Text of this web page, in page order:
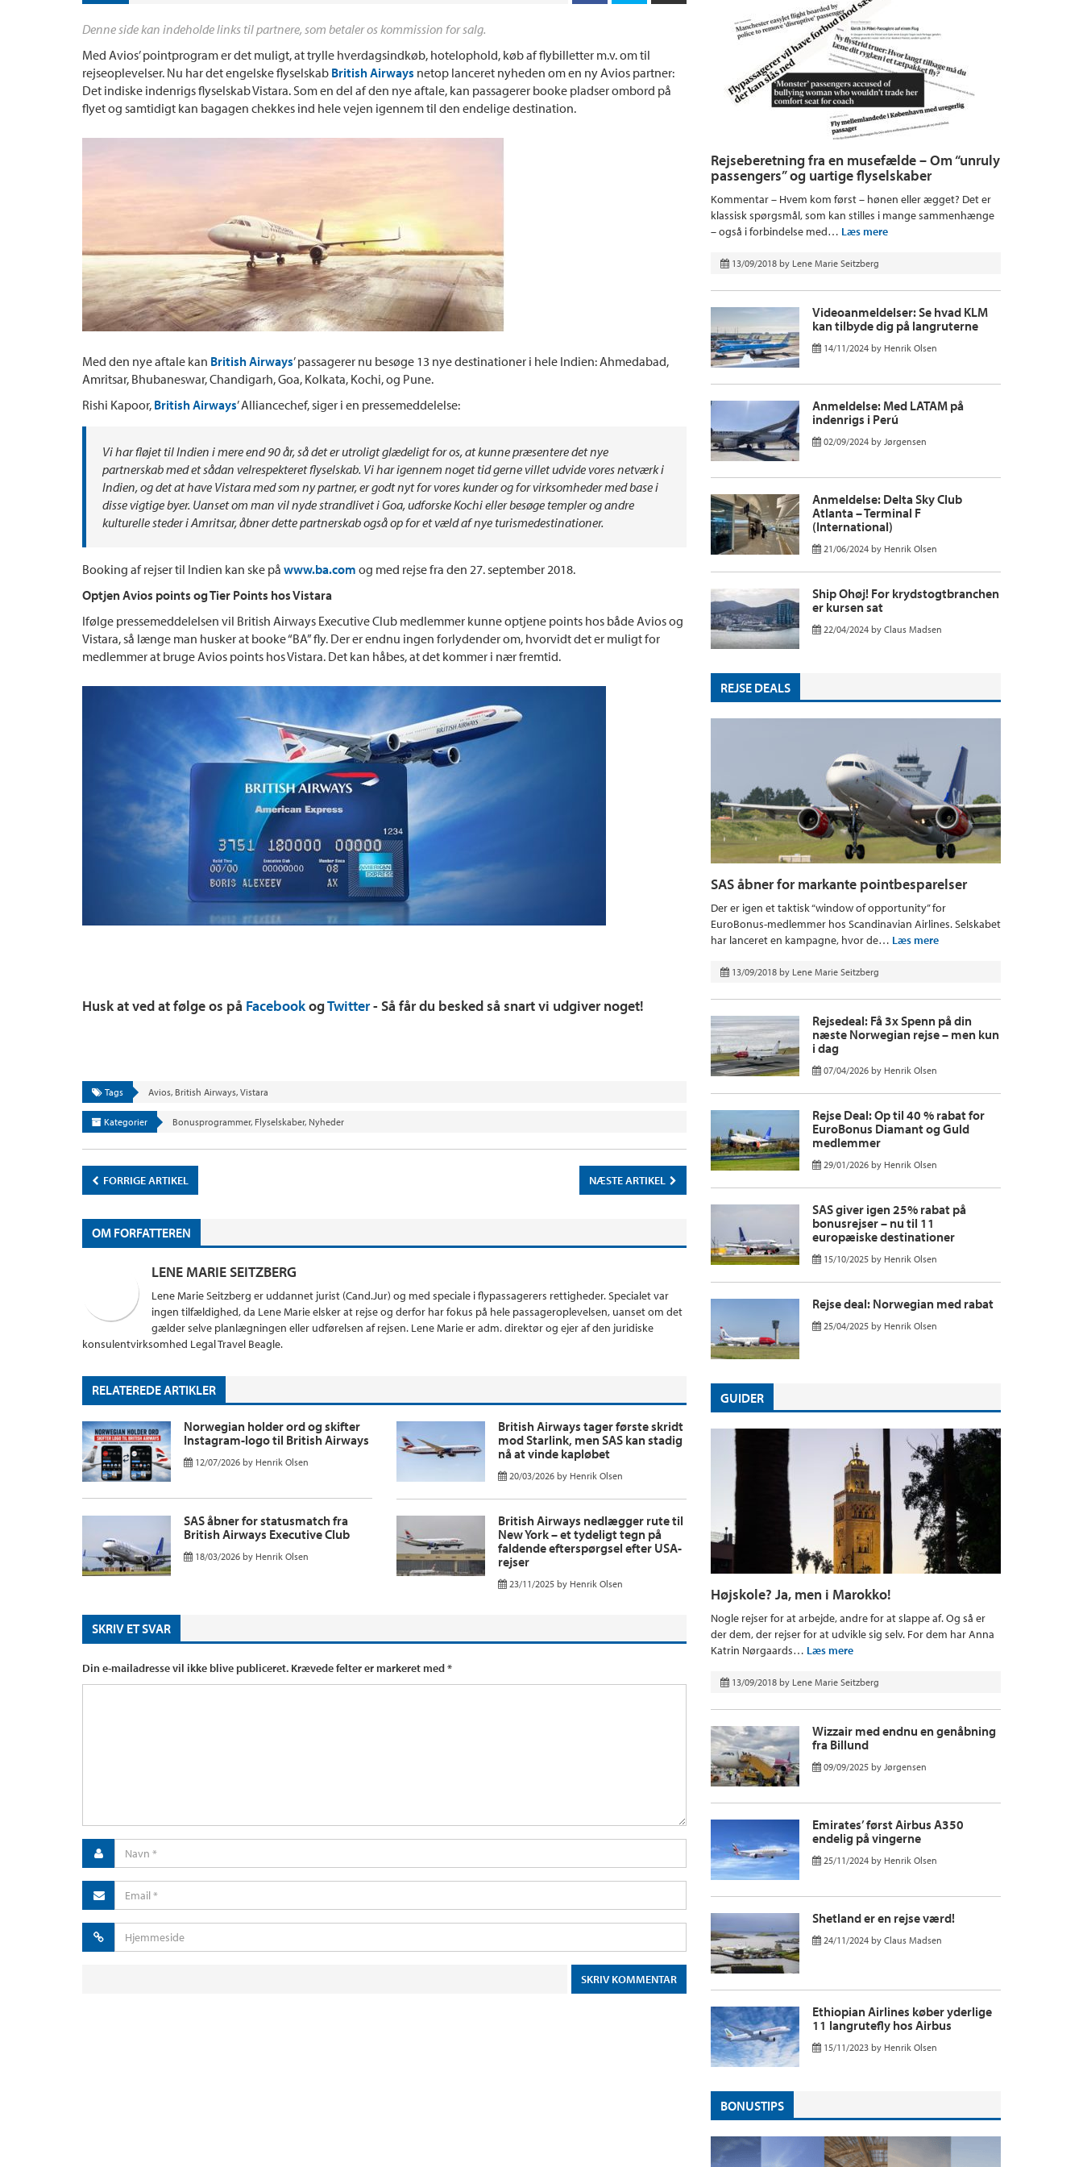
Denne side kan indeholde links til partnere, som betaler os kommission for salg.
Med Avios’ pointprogram er det muligt, at trylle hverdagsindkøb, hotelophold, køb af flybilletter m.v. om til
rejseoplevelser. Nu har det engelske flyselskab British Airways netop lanceret nyheden om en ny Avios partner:
Det indiske indenrigs flyselskab Vistara. Som en del af den nye aftale, kan passagerer booke pladser ombord på
flyet og samtidigt kan bagagen chekkes ind hele vejen igennem til den endelige destination.
Med den nye aftale kan British Airways’ passagerer nu besøge 13 nye destinationer i hele Indien: Ahmedabad,
Amritsar, Bhubaneswar, Chandigarh, Goa, Kolkata, Kochi, og Pune.
Rishi Kapoor, British Airways’ Alliancechef, siger i en pressemeddelelse:
Vi har fløjet til Indien i mere end 90 år, så det er utroligt glædeligt for os, at kunne præsentere det nye
partnerskab med et sådan velrespekteret flyselskab. Vi har igennem noget tid gerne villet udvide vores netværk i
Indien, og det at have Vistara med som ny partner, er godt nyt for vores kunder og for virksomheder med base i
disse vigtige byer. Uanset om man vil nyde strandlivet i Goa, udforske Kochi eller besøge templer og andre
kulturelle steder i Amritsar, åbner dette partnerskab også op for et væld af nye turismedestinationer.
Booking af rejser til Indien kan ske på www.ba.com og med rejse fra den 27. september 2018.
Optjen Avios points og Tier Points hos Vistara
Ifølge pressemeddelelsen vil British Airways Executive Club medlemmer kunne optjene points hos både Avios og
Vistara, så længe man husker at booke “BA” fly. Der er endnu ingen forlydender om, hvorvidt det er muligt for
medlemmer at bruge Avios points hos Vistara. Det kan håbes, at det kommer i nær fremtid.
Husk at ved at følge os på FacebookogTwitter- Så får du besked så snart vi udgiver noget!
Tags Avios, British Airways, Vistara
Kategorier Bonusprogrammer, Flyselskaber, Nyheder
FORRIGE ARTIKEL NÆSTE ARTIKEL
OM FORFATTEREN
LENE MARIE SEITZBERG
Lene Marie Seitzberg er uddannet jurist (Cand.Jur) og med speciale i flypassagerers rettigheder. Specialet var
ingen tilfældighed, da Lene Marie elsker at rejse og derfor har fokus på hele passageroplevelsen, uanset om det
gælder selve planlægningen eller udførelsen af rejsen. Lene Marie er adm. direktør og ejer af den juridiske
konsulentvirksomhed Legal Travel Beagle.
RELATEREDE ARTIKLER
Norwegian holder ord og skifter
Instagram-logo til British Airways
12/07/2026 by Henrik Olsen
British Airways tager første skridt
mod Starlink, men SAS kan stadig
nå at vinde kapløbet
20/03/2026 by Henrik Olsen
SAS åbner for statusmatch fra
British Airways Executive Club
18/03/2026 by Henrik Olsen
British Airways nedlægger rute til
New York – et tydeligt tegn på
faldende efterspørgsel efter USA-
rejser
23/11/2025 by Henrik Olsen
SKRIV ET SVAR
Din e-mailadresse vil ikke blive publiceret. Krævede felter er markeret med*
Rejseberetning fra en musefælde – Om “unruly
passengers” og uartige flyselskaber
Kommentar – Hvem kom først – hønen eller ægget? Det er
klassisk spørgsmål, som kan stilles i mange sammenhænge
– også i forbindelse med… Læs mere
13/09/2018 by Lene Marie Seitzberg
Videoanmeldelser: Se hvad KLM
kan tilbyde dig på langruterne
14/11/2024 by Henrik Olsen
Anmeldelse: Med LATAM på
indenrigs i Perú
02/09/2024 by Jørgensen
Anmeldelse: Delta Sky Club
Atlanta – Terminal F
(International)
21/06/2024 by Henrik Olsen
Ship Ohøj! For krydstogtbranchen
er kursen sat
22/04/2024 by Claus Madsen
REJSE DEALS
SAS åbner for markante pointbesparelser
Der er igen et taktisk “window of opportunity” for
EuroBonus-medlemmer hos Scandinavian Airlines. Selskabet
har lanceret en kampagne, hvor de… Læs mere
13/09/2018 by Lene Marie Seitzberg
Rejsedeal: Få 3x Spenn på din
næste Norwegian rejse – men kun
i dag
07/04/2026 by Henrik Olsen
Rejse Deal: Op til 40 % rabat for
EuroBonus Diamant og Guld
medlemmer
29/01/2026 by Henrik Olsen
SAS giver igen 25% rabat på
bonusrejser – nu til 11
europæiske destinationer
15/10/2025 by Henrik Olsen
Rejse deal: Norwegian med rabat
25/04/2025 by Henrik Olsen
GUIDER
Højskole? Ja, men i Marokko!
Nogle rejser for at arbejde, andre for at slappe af. Og så er
der dem, der rejser for at udvikle sig selv. For dem har Anna
Katrin Nørgaards… Læs mere
13/09/2018 by Lene Marie Seitzberg
Wizzair med endnu en genåbning
fra Billund
09/09/2025 by Jørgensen
Emirates’ først Airbus A350
endelig på vingerne
25/11/2024 by Henrik Olsen
Shetland er en rejse værd!
24/11/2024 by Claus Madsen
Ethiopian Airlines køber yderlige
11 langrutefly hos Airbus
15/11/2023 by Henrik Olsen
BONUSTIPS